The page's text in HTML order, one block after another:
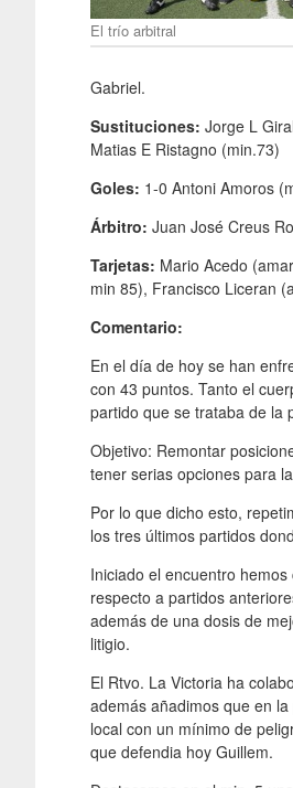
El trío arbitral
Gabriel.
Sustituciones: Jorge L
Matias E Ristagno (min.73)
Goles: 1-0 Antoni Amoros
Árbitro: Juan José Creus
Tarjetas: Mario Acedo
min 85), Francisco Liceran
Comentario:
En el día de hoy se han
con 43 puntos. Tanto el
partido que se trataba de la
Objetivo: Remontar
tener serias opciones para
Por lo que dicho esto,
los tres últimos partidos
Iniciado el encuentro
respecto a partidos
además de una dosis de
litigio.
El Rtvo. La Victoria ha
además añadimos que en
local con un mínimo de
que defendia hoy Guillem.